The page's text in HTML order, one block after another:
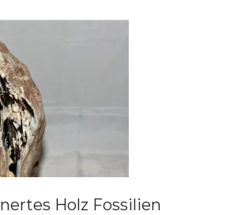
Holz Fossilien